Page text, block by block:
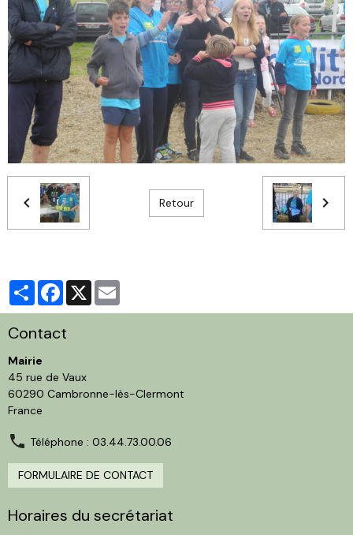
Retour
PartagerFacebook
X
Contact
Mairie
45 rue de Vaux
60290 Cambronne-lès-Clermont
France
Téléphone : 03.44.73.00.06
FORMULAIRE DE CONTACT
Horaires du secrétariat